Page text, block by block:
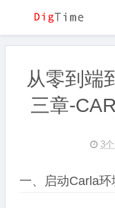
从零到端
三章-
3
一、启动Carla环